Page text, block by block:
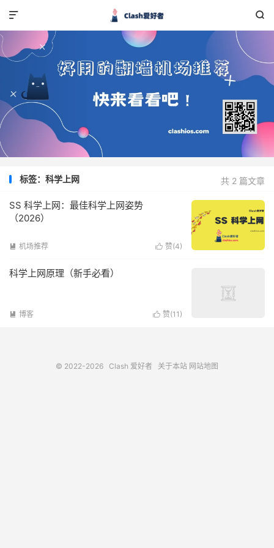


共 2 篇文章
标签：科学上网
SS 科学上网：最佳科学上网姿势
（2026）
 赞(4)
 机场推荐
科学上网原理（新手必看）
 赞(11 )
 博客
© 2022-2026 Clash 爱好者 关于本站 网站地图